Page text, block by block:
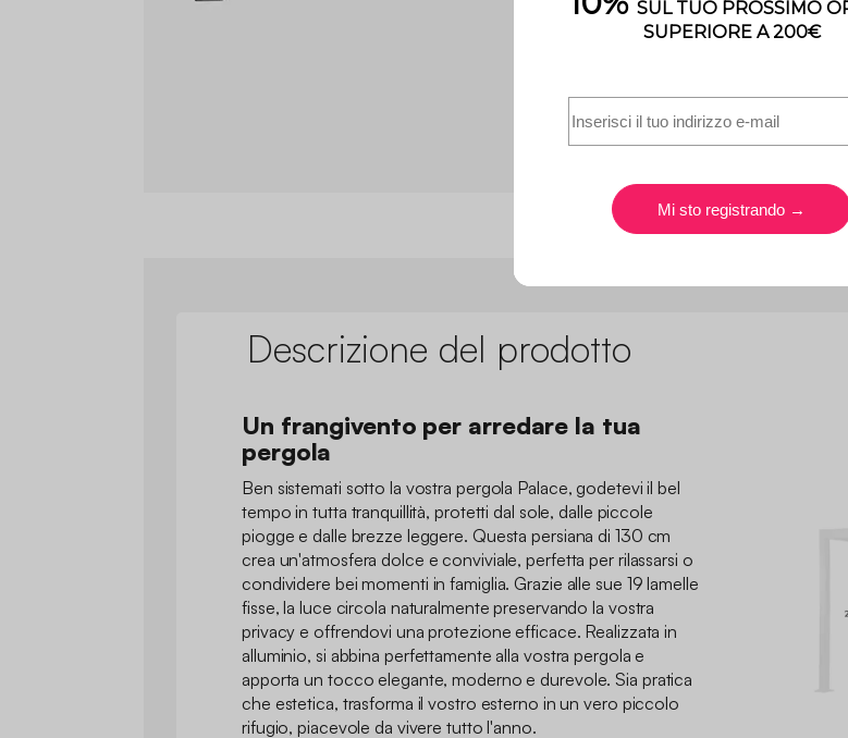
Descrizione del prodotto
Un frangivento per arredare la tua
pergola
Ben sistemati sotto la vostra pergola Palace, godetevi il bel
tempo in tutta tranquillità, protetti dal sole, dalle piccole
piogge e dalle brezze leggere. Questa persiana di 130 cm
crea un'atmosfera dolce e conviviale, perfetta per rilassarsi o
condividere bei momenti in famiglia. Grazie alle sue 19 lamelle
fisse, la luce circola naturalmente preservando la vostra
privacy e offrendovi una protezione efficace. Realizzata in
alluminio, si abbina perfettamente alla vostra pergola e
apporta un tocco elegante, moderno e durevole. Sia pratica
che estetica, trasforma il vostro esterno in un vero piccolo
rifugio, piacevole da vivere tutto l'anno.